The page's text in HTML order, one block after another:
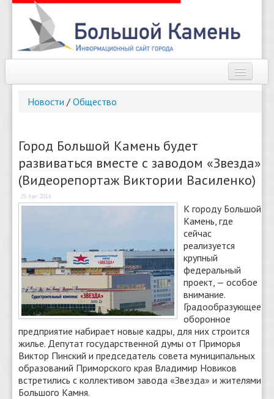
Новости
Справочник
Погода
Найти
Новости / Общество
Город Большой Камень будет
развиваться вместе с заводом «Звезда»
(Видеорепортаж Виктории Василенко)
25 Авг 2016
К городу Большой
Камень, где
сейчас
реализуется
крупный
федеральный
проект, — особое
внимание.
Градообразующее
оборонное
предприятие набирает новые кадры, для них строится
жилье. Депутат государственной думы от Приморья
Виктор Пинский и председатель совета муниципальных
образований Приморского края Владимир Новиков
встретились с коллективом завода «Звезда» и жителями
Большого Камня.